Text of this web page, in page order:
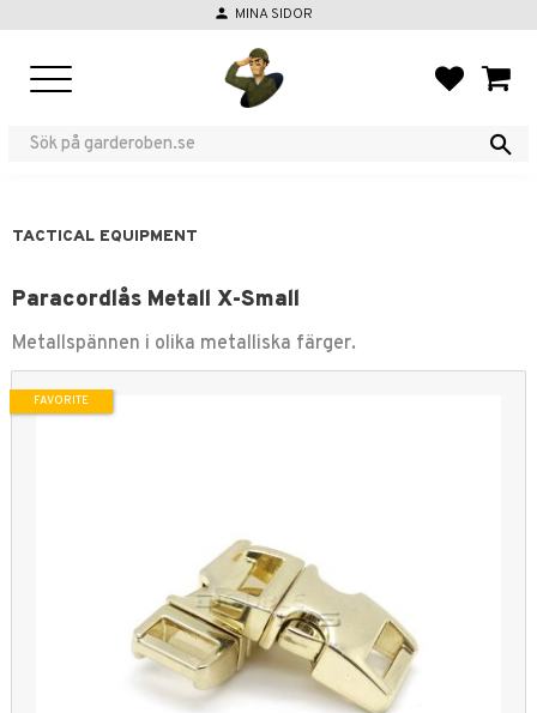
person MINA SIDOR
TACTICAL EQUIPMENT
Paracordlås Metall X-Small
Metallspännen i olika metalliska färger.
FAVORITE